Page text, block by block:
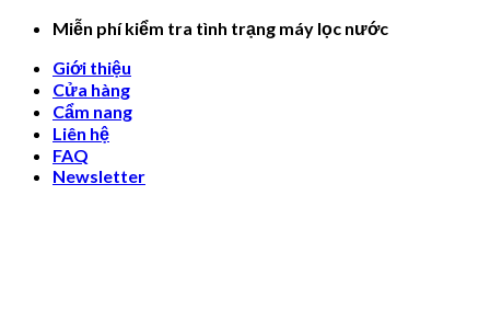
Skip
content
Miễn phí kiểm tra tình trạng máy lọc nước
Giới thiệu
Cửa hàng
Cẩm nang
Liên hệ
FAQ
Newsletter